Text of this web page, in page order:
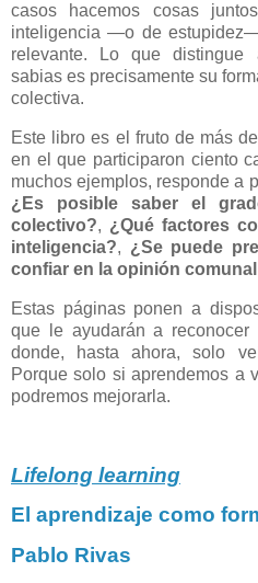
casos hacemos cosas
inteligencia —o de
relevante. Lo que distingue
sabias es precisamente su
colectiva.
Este libro es el fruto de más
en el que participaron ciento
muchos ejemplos, responde a
¿Es posible saber el
colectivo?, ¿Qué factores
inteligencia?, ¿Se puede
confiar en la opinión
Estas páginas ponen a
que le ayudarán a
donde, hasta ahora, solo
Porque solo si aprendemos a
podremos mejorarla.
Lifelong learning
El aprendizaje como
Pablo Rivas